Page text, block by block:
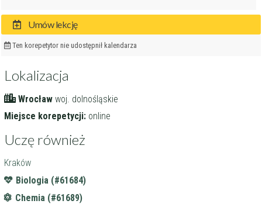
Umów lekcję
Ten korepetytor nie udostępnił kalendarza
Lokalizacja
Wrocław woj. dolnośląskie
Miejsce korepetycji: online
Uczę również
Kraków
Biologia (#61684)
Chemia (#61689)